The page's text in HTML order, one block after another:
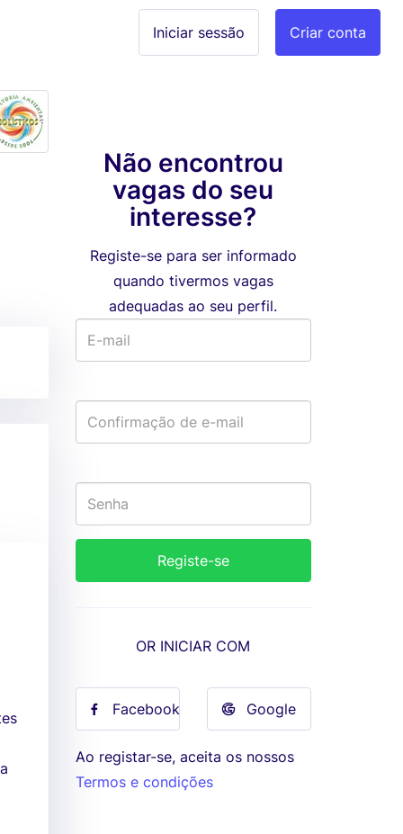
Criar conta
Iniciar sessão
Não encontrou
vagas do seu
interesse?
Registe-se para ser informado
quando tivermos vagas
adequadas ao seu perfil.
OR INICIAR COM
Facebook Google
Ao registar-se, aceita os nossos
Termos e condições